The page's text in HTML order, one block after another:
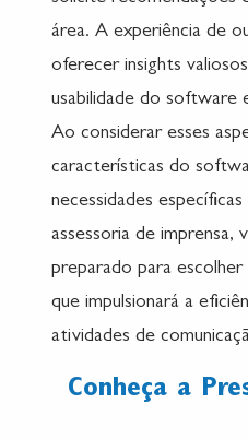
área. A experiência de
oferecer insights
usabilidade do software
Ao considerar esses
características do
necessidades
assessoria de imprensa,
preparado para
que impulsionará a
atividades de
Conheça a